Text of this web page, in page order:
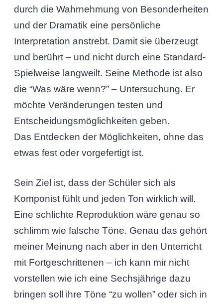
durch die Wahrnehmung von Besonderheiten
und der Dramatik eine persönliche
Interpretation anstrebt. Damit sie überzeugt
und berührt – und nicht durch eine Standard-
Spielweise langweilt. Seine Methode ist also
die “Was wäre wenn?” – Untersuchung. Er
möchte Veränderungen testen und
Entscheidungsmöglichkeiten geben.
Das Entdecken der Möglichkeiten, ohne das
etwas fest oder vorgefertigt ist.
Sein Ziel ist, dass der Schüler sich als
Komponist fühlt und jeden Ton wirklich will.
Eine schlichte Reproduktion wäre genau so
schlimm wie falsche Töne. Genau das gehört
meiner Meinung nach aber in den Unterricht
mit Fortgeschrittenen – ich kann mir nicht
vorstellen wie ich eine Sechsjährige dazu
bringen soll ihre Töne “zu wollen” oder sich in